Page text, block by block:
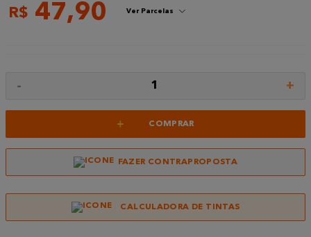
R$ 47,90 Ver Parcelas
- 1 +
+ COMPRAR
FAZER CONTRAPROPOSTA
CALCULADORA DE TINTAS